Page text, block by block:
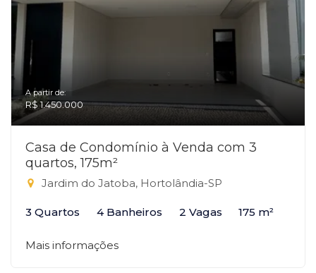
A partir de:
R$ 1.450.000
Casa de Condomínio à Venda com 3
quartos, 175m²
Jardim do Jatoba, Hortolândia-SP
3 Quartos 4 Banheiros 2 Vagas 175 m²
Mais informações